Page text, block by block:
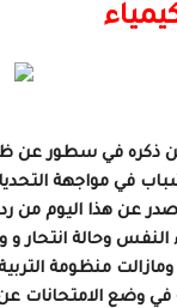
في سطور عن ظاهرة
في مواجهة
صدر عن هذا اليوم من
النفس وحالة انتحار
منظومة
في وضع الامتحانات